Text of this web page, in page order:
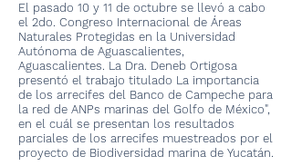
El pasado 10 y 11 de octubre se llevó a cabo
el 2do. Congreso Internacional de Áreas
Naturales Protegidas en la Universidad
Autónoma de Aguascalientes,
Aguascalientes. La Dra. Deneb Ortigosa
presentó el trabajo titulado La importancia
de los arrecifes del Banco de Campeche para
la red de ANPs marinas del Golfo de México",
en el cuál se presentan los resultados
parciales de los arrecifes muestreados por el
proyecto de Biodiversidad marina de Yucatán.